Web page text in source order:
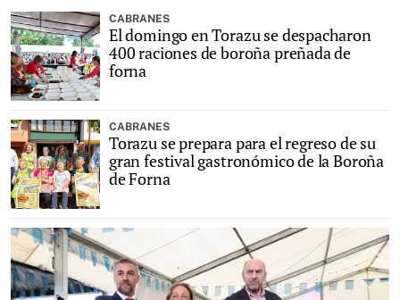
CABRANES
El domingo en Torazu se despacharon
400 raciones de boroña preñada de
forna
CABRANES
Torazu se prepara para el regreso de su
gran festival gastronómico de la Boroña
de Forna